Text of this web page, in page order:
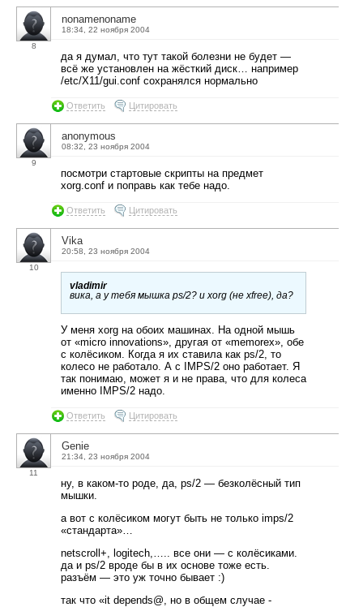
8
nonamenoname
18:34, 22 ноября 2004
да я думал, что тут такой болезни не будет —
всё же установлен на жёсткий диск… например
/etc/X11/gui.conf сохранялся нормально
Ответить Цитировать
9
anonymous
08:32, 23 ноября 2004
посмотри стартовые скрипты на предмет
xorg.conf и поправь как тебе надо.
Ответить Цитировать
10
Vika
20:58, 23 ноября 2004
vladimir
вика, а у тебя мышка ps/2? и xorg (не xfree), да?
У меня xorg на обоих машинах. На одной мышь
от «micro innovations», другая от «memorex», обе
с колёсиком. Когда я их ставила как ps/2, то
колесо не работало. А с IMPS/2 оно работает. Я
так понимаю, может я и не права, что для колеса
именно IMPS/2 надо.
Ответить Цитировать
11
Genie
21:34, 23 ноября 2004
ну, в каком-то роде, да, ps/2 — безколёсный тип
мышки.
а вот с колёсиком могут быть не только imps/2
«стандарта»…
netscroll+, logitech,….. все они — с колёсиками.
да и ps/2 вроде бы в их основе тоже есть.
разъём — это уж точно бывает :)
так что «it depends@, но в общем случае -